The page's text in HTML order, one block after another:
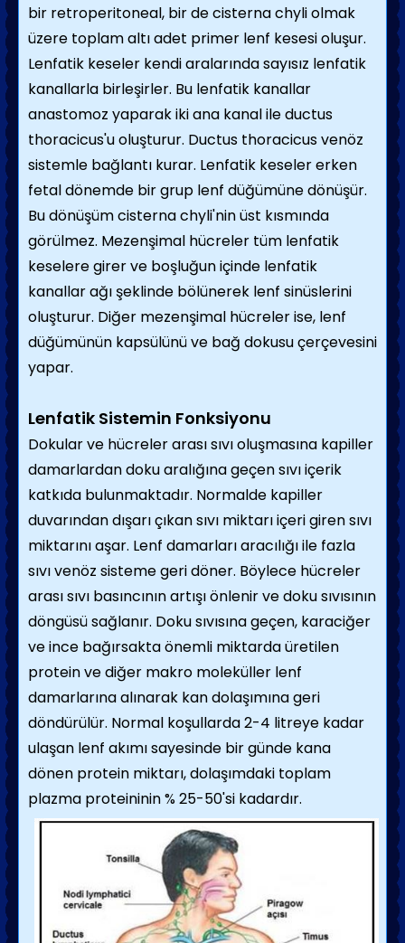
bir retroperitoneal, bir de cisterna chyli olmak
üzere toplam altı adet primer lenf kesesi oluşur.
Lenfatik keseler kendi aralarında sayısız lenfatik
kanallarla birleşirler. Bu lenfatik kanallar
anastomoz yaparak iki ana kanal ile ductus
thoracicus'u oluşturur. Ductus thoracicus venöz
sistemle bağlantı kurar. Lenfatik keseler erken
fetal dönemde bir grup lenf düğümüne dönüşür.
Bu dönüşüm cisterna chyli'nin üst kısmında
görülmez. Mezenşimal hücreler tüm lenfatik
keselere girer ve boşluğun içinde lenfatik
kanallar ağı şeklinde bölünerek lenf sinüslerini
oluşturur. Diğer mezenşimal hücreler ise, lenf
düğümünün kapsülünü ve bağ dokusu çerçevesini
yapar.
Lenfatik Sistemin Fonksiyonu
Dokular ve hücreler arası sıvı oluşmasına kapiller
damarlardan doku aralığına geçen sıvı içerik
katkıda bulunmaktadır. Normalde kapiller
duvarından dışarı çıkan sıvı miktarı içeri giren sıvı
miktarını aşar. Lenf damarları aracılığı ile fazla
sıvı venöz sisteme geri döner. Böylece hücreler
arası sıvı basıncının artışı önlenir ve doku sıvısının
döngüsü sağlanır. Doku sıvısına geçen, karaciğer
ve ince bağırsakta önemli miktarda üretilen
protein ve diğer makro moleküller lenf
damarlarına alınarak kan dolaşımına geri
döndürülür. Normal koşullarda 2-4 litreye kadar
ulaşan lenf akımı sayesinde bir günde kana
dönen protein miktarı, dolaşımdaki toplam
plazma proteininin % 25-50'si kadardır.